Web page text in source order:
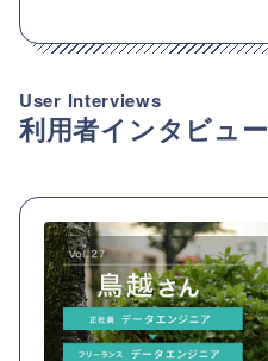
User Interviews
利用者インタビュー